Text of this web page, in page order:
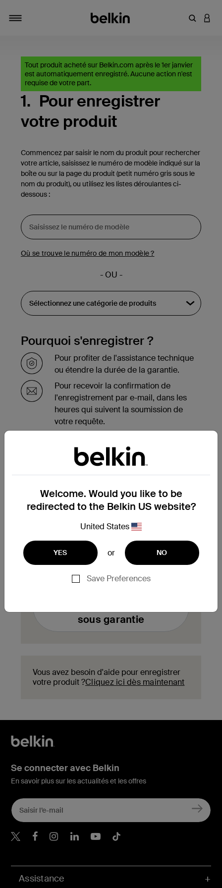
Saisir
Tout produit acheté sur Belkin.com après le 1er janvier
est automatiquement enregistré. Aucune action n'est
requise de votre part.
1. Pour enregistrer
votre produit
Commencez par saisir le nom du produit pour rechercher
votre article, saisissez le numéro de modèle indiqué sur la
boîte ou sur la page du produit (petit numéro gris sous le
nom du produit), ou utilisez les listes déroulantes ci-
dessous :
Où se trouve le numéro de mon modèle ?
- OU -
Pourquoi s'enregistrer ?
Pour profiter de l'assistance technique
ou étendre la durée de la garantie.
Pour recevoir la confirmation de
l'enregistrement par e-mail, dans les
heures qui suivent la soumission de
votre requête.
enregistrés en bas de votre page de
compte.
Vous avez besoin de
remplacer un produit sous
garantie ?
Complétez ici le formulaire de demande
d'échange de produit sous garantie. Notre
équipe vous contactera aussitôt.
sous garantie
Vous avez besoin d'aide pour enregistrer
votre produit ?Cliquez ici dès maintenant
Welcome. Would you like to be
redirected to the Belkin US website?
United States
YES or NO
Save Preferences
Assistance
Se connecter avec Belkin
En savoir plus sur les actualités et les offres
Belkin Twitter
Belkin Facebook
Belkin Instagram
Belkin LinkedIn
Belkin Youtube
Belkin TikTok